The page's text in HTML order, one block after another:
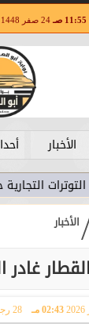
11:55 صـ 24 صفر 1448
الأخبار
حول
الأخبار
02:43 مـ 28 رجب 1447